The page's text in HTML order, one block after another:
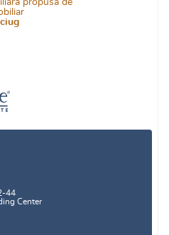
propusa de
44
Center